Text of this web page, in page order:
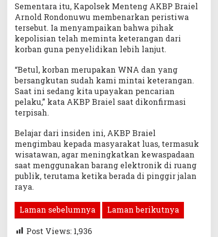
Sementara itu, Kapolsek Menteng AKBP Braiel
Arnold Rondonuwu membenarkan peristiwa
tersebut. Ia menyampaikan bahwa pihak
kepolisian telah meminta keterangan dari
korban guna penyelidikan lebih lanjut.
“Betul, korban merupakan WNA dan yang
bersangkutan sudah kami mintai keterangan.
Saat ini sedang kita upayakan pencarian
pelaku,” kata AKBP Braiel saat dikonfirmasi
terpisah.
Belajar dari insiden ini, AKBP Braiel
mengimbau kepada masyarakat luas, termasuk
wisatawan, agar meningkatkan kewaspadaan
saat menggunakan barang elektronik di ruang
publik, terutama ketika berada di pinggir jalan
raya.
Laman sebelumnya Laman berikutnya
Post Views: 1,936